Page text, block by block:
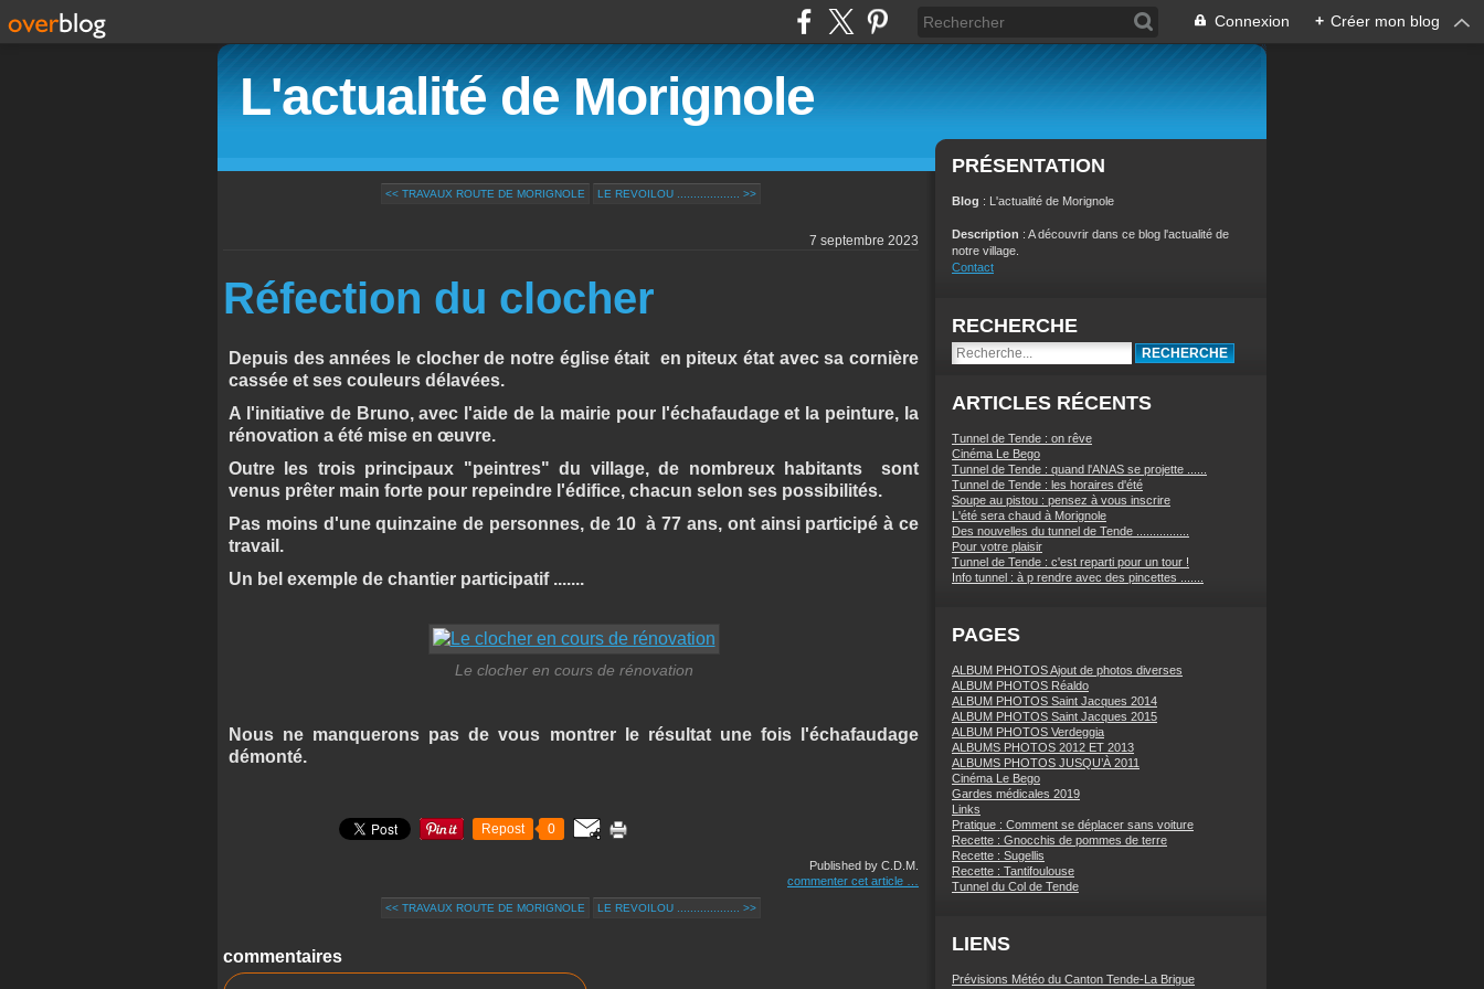
Connexion + Créer mon blog
L'actualité de Morignole
<< TRAVAUX ROUTE DE MORIGNOLE LE REVOILOU ................... >>
7 septembre 2023
Réfection du clocher
Depuis des années le clocher de notre église était en piteux état avec sa cornière
cassée et ses couleurs délavées.
A l'initiative de Bruno, avec l'aide de la mairie pour l'échafaudage et la peinture, la
rénovation a été mise en œuvre.
Outre les trois principaux "peintres" du village, de nombreux habitants sont
venus prêter main forte pour repeindre l'édifice, chacun selon ses possibilités.
Pas moins d'une quinzaine de personnes, de 10 à 77 ans, ont ainsi participé à ce
travail.
Un bel exemple de chantier participatif .......
Le clocher en cours de rénovation
Nous ne manquerons pas de vous montrer le résultat une fois l'échafaudage
démonté.
Repost 0
Published by C.D.M.
commenter cet article
<< TRAVAUX ROUTE DE MORIGNOLE LE REVOILOU ................... >>
commentaires
PRÉSENTATION
Blog : L'actualité de Morignole
Description : A découvrir dans ce blog l'actualité de
notre village.
Contact
RECHERCHE
ARTICLES RÉCENTS
Tunnel de Tende : on rêve
Cinéma Le Bego
Tunnel de Tende : quand l'ANAS se projette ......
Tunnel de Tende : les horaires d'été
Soupe au pistou : pensez à vous inscrire
L'été sera chaud à Morignole
Des nouvelles du tunnel de Tende ................
Pour votre plaisir
Tunnel de Tende : c'est reparti pour un tour !
Info tunnel : à p rendre avec des pincettes .......
PAGES
ALBUM PHOTOS Ajout de photos diverses
ALBUM PHOTOS Réaldo
ALBUM PHOTOS Saint Jacques 2014
ALBUM PHOTOS Saint Jacques 2015
ALBUM PHOTOS Verdeggia
ALBUMS PHOTOS 2012 ET 2013
ALBUMS PHOTOS JUSQU’À 2011
Cinéma Le Bego
Gardes médicales 2019
Links
Pratique : Comment se déplacer sans voiture
Recette : Gnocchis de pommes de terre
Recette : Sugellis
Recette : Tantifoulouse
Tunnel du Col de Tende
LIENS
Prévisions Météo du Canton Tende-La Brigue